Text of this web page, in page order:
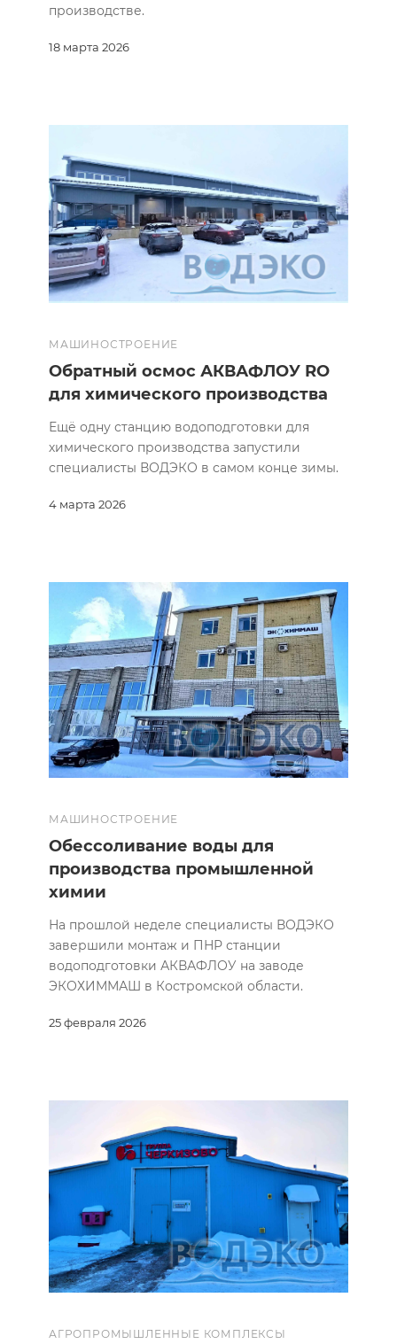
18 марта 2026
производстве.
МАШИНОСТРОЕНИЕ
4 марта 2026
Обратный осмос АКВАФЛОУ RO
для химического производства
Ещё одну станцию водоподготовки для
химического производства запустили
специалисты ВОДЭКО в самом конце зимы.
МАШИНОСТРОЕНИЕ
25 февраля 2026
Обессоливание воды для
производства промышленной
химии
На прошлой неделе специалисты ВОДЭКО
завершили монтаж и ПНР станции
водоподготовки АКВАФЛОУ на заводе
ЭКОХИММАШ в Костромской области.
АГРОПРОМЫШЛЕННЫЕ КОМПЛЕКСЫ